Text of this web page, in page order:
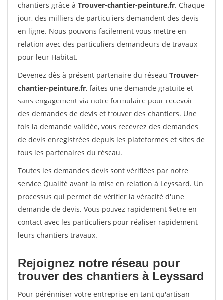
chantiers grâce à Trouver-chantier-peinture.fr. Chaque
jour, des milliers de particuliers demandent des devis
en ligne. Nous pouvons facilement vous mettre en
relation avec des particuliers demandeurs de travaux
pour leur Habitat.
Devenez dès à présent partenaire du réseau Trouver-
chantier-peinture.fr, faites une demande gratuite et
sans engagement via notre formulaire pour recevoir
des demandes de devis et trouver des chantiers. Une
fois la demande validée, vous recevrez des demandes
de devis enregistrées depuis les plateformes et sites de
tous les partenaires du réseau.
Toutes les demandes devis sont vérifiées par notre
service Qualité avant la mise en relation à Leyssard. Un
processus qui permet de vérifier la véracité d'une
demande de devis. Vous pouvez rapidement $etre en
contact avec les particuliers pour réaliser rapidement
leurs chantiers travaux.
Rejoignez notre réseau pour
trouver des chantiers à Leyssard
Pour pérénniser votre entreprise en tant qu'artisan